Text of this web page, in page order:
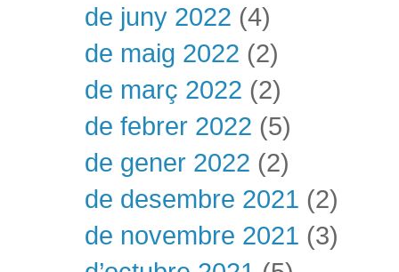
de juny 2022 (4)
de maig 2022 (2)
de març 2022 (2)
de febrer 2022 (5)
de gener 2022 (2)
de desembre 2021 (2)
de novembre 2021 (3)